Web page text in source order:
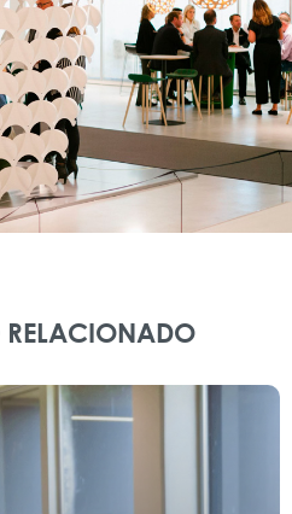
RELACIONADO